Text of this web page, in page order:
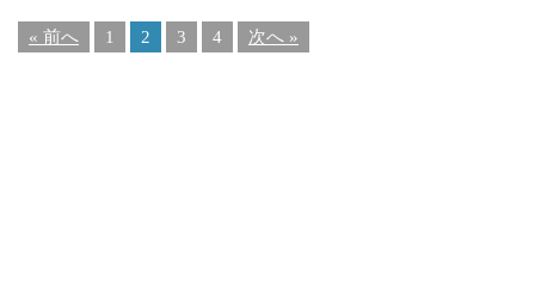
« 前へ 1 2 3 4 次へ »